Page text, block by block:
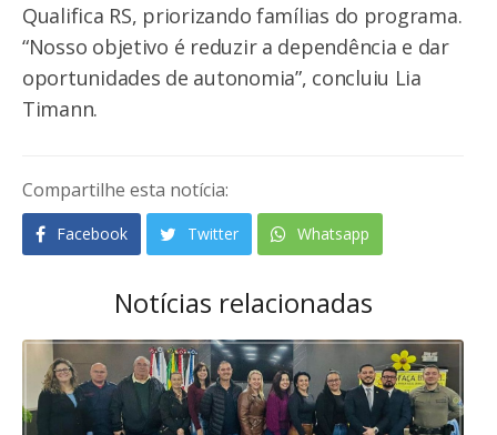
Qualifica RS, priorizando famílias do programa.
“Nosso objetivo é reduzir a dependência e dar
oportunidades de autonomia”, concluiu Lia
Timann.
Compartilhe esta notícia:
Facebook Twitter Whatsapp
Notícias relacionadas